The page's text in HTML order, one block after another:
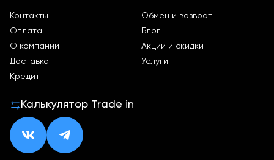
Контакты
Оплата
О компании
Доставка
Кредит
Обмен и возврат
Блог
Акции и скидки
Услуги
Калькулятор Trade in